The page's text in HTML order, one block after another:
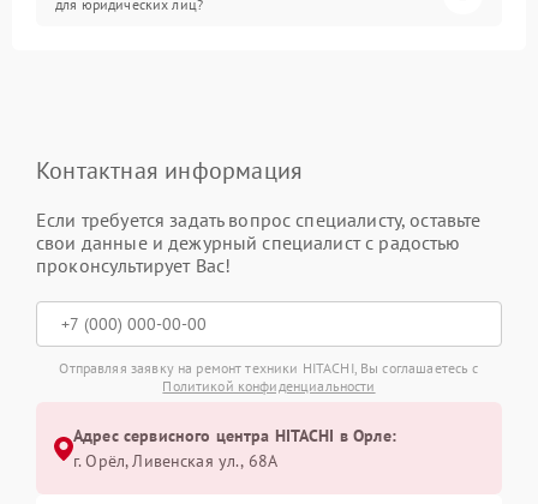
для юридических лиц?
Контактная информация
Если требуется задать вопрос специалисту, оставьте
свои данные и дежурный специалист с радостью
проконсультирует Вас!
Отправляя заявку на ремонт техники HITACHI, Вы соглашаетесь с
Политикой конфиденциальности
Адрес сервисного центра HITACHI в Орле:
г. Орёл, Ливенская ул., 68А